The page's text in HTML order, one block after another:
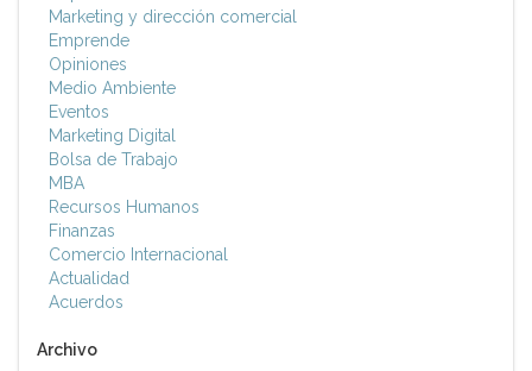
Marketing y dirección comercial
Emprende
Opiniones
Medio Ambiente
Eventos
Marketing Digital
Bolsa de Trabajo
MBA
Recursos Humanos
Finanzas
Comercio Internacional
Actualidad
Acuerdos
Archivo